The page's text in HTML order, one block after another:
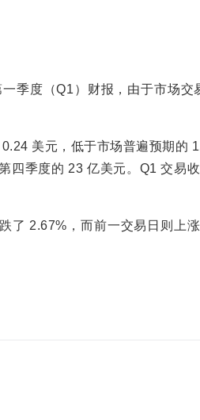
季度（Q1）财报，由于市场交
美元，低于市场普遍预期的
四季度的 23 亿美元。Q1 交易
了 2.67%，而前一交易日则上